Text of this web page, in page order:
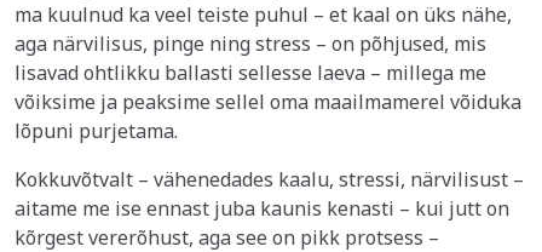
ma kuulnud ka veel teiste puhul – et kaal on üks nähe,
aga närvilisus, pinge ning stress – on põhjused, mis
lisavad ohtlikku ballasti sellesse laeva – millega me
võiksime ja peaksime sellel oma maailmamerel võiduka
lõpuni purjetama.
Kokkuvõtvalt – vähenedades kaalu, stressi, närvilisust –
aitame me ise ennast juba kaunis kenasti – kui jutt on
kõrgest vererõhust, aga see on pikk protsess –